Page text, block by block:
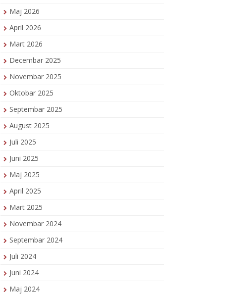
Maj 2026
April 2026
Mart 2026
Decembar 2025
Novembar 2025
Oktobar 2025
Septembar 2025
August 2025
Juli 2025
Juni 2025
Maj 2025
April 2025
Mart 2025
Novembar 2024
Septembar 2024
Juli 2024
Juni 2024
Maj 2024